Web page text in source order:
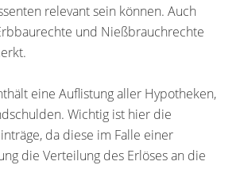
relevant sein können. Auch
und Nießbrauchrechte
eine Auflistung aller Hypotheken,
Wichtig ist hier die
da diese im Falle einer
die Verteilung des Erlöses an die